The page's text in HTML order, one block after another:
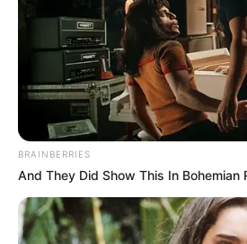
BRAINBERRIES
And They Did Show This In Bohemian